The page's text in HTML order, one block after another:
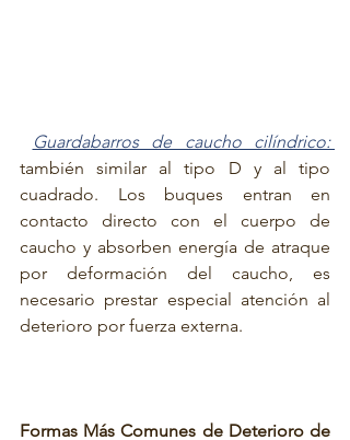
Guardabarros de caucho cilíndrico:
también similar al tipo D y al tipo
cuadrado. Los buques entran en
contacto directo con el cuerpo de
caucho y absorben energía de atraque
por deformación del caucho, es
necesario prestar especial atención al
deterioro por fuerza externa.
Formas Más Comunes de Deterioro de